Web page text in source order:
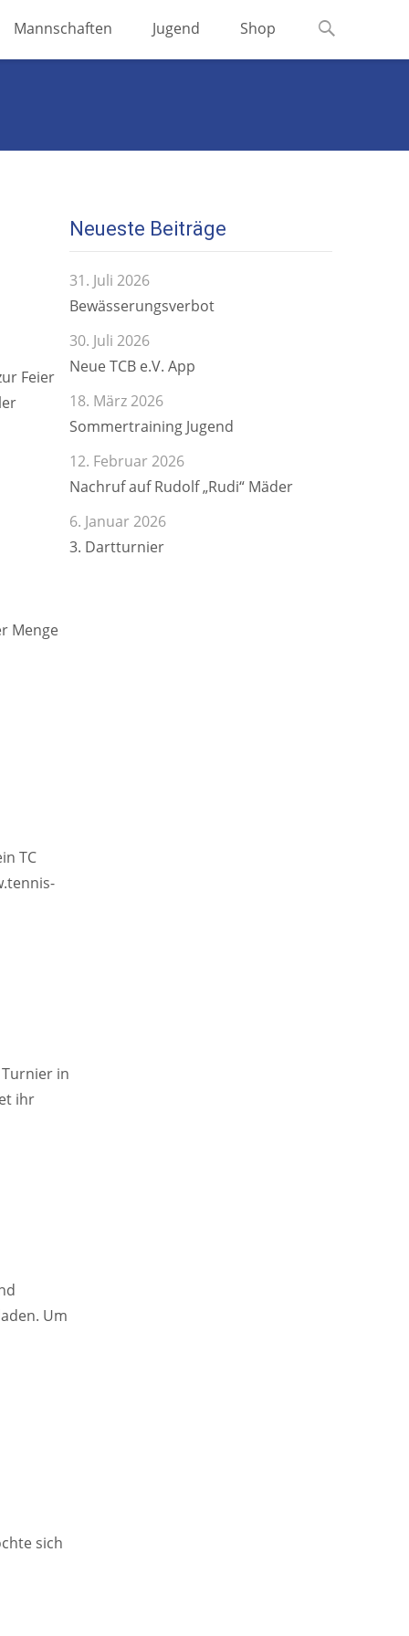
Mannschaften Jugend Shop
Suchen
Feier
Menge
TC
in
ihr
Um
sich
Neueste Beiträge
31. Juli 2026
Bewässerungsverbot
30. Juli 2026
Neue TCB e.V. App
18. März 2026
Sommertraining Jugend
12. Februar 2026
Nachruf auf Rudolf „Rudi“ Mäder
6. Januar 2026
3. Dartturnier